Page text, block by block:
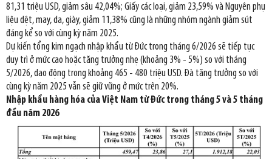
81,31 triệu USD, giảm sâu 42,04%; Giấy các loại, giảm 23,59% và Nguyên phụ
liệu dệt, may, da, giày, giảm 11,38% cũng là những nhóm ngành giảm sút
đáng kể so với cùng kỳ năm 2025.
Dự kiến tổng kim ngạch nhập khẩu từ Đức trong tháng 6/2026 sẽ tiếp tục
duy trì ở mức cao hoặc tăng trưởng nhẹ (khoảng 3% - 5%) so với tháng
5/2026, dao động trong khoảng 465 - 480 triệu USD. Đà tăng trưởng so với
cùng kỳ năm 2025 vẫn sẽ giữ vững ở mức trên 20%.
Nhập khẩu hàng hóa của Việt Nam từ Đức trong tháng 5 và 5 tháng
đầu năm 2026